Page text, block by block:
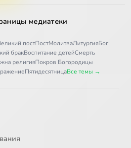
медиатеки
постПостМолитваЛитургияБог
бракВоспитание детейСмерть
религияПокров Богородицы
ПятидесятницаВсе темы →